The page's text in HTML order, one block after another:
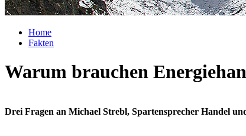
Home
Fakten
Warum brauchen
Drei Fragen an Michael Strebl, Spartensprecher Handel